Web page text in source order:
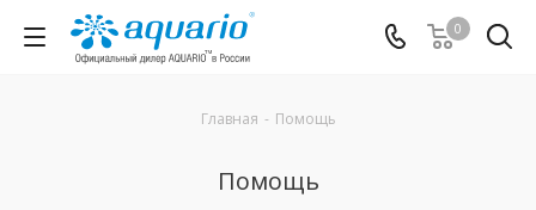
0
Главная - Помощь
Помощь